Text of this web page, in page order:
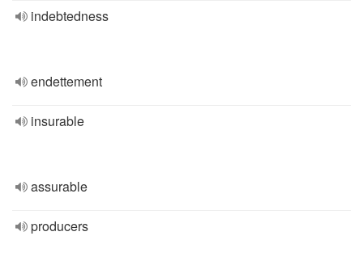
indebtedness
endettement
insurable
assurable
producers